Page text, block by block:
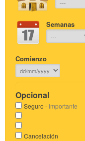
Semanas
Comienzo
Opcional
Seguro - importante
Cancelación